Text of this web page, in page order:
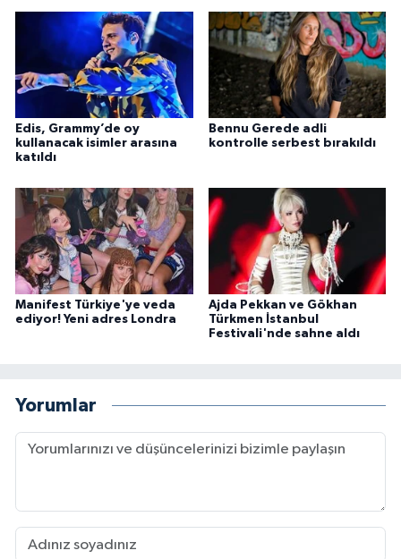
Edis, Grammy’de oy
kullanacak isimler arasına
katıldı
Bennu Gerede adli
kontrolle serbest bırakıldı
Manifest Türkiye'ye veda
ediyor! Yeni adres Londra
Ajda Pekkan ve Gökhan
Türkmen İstanbul
Festivali'nde sahne aldı
Yorumlar